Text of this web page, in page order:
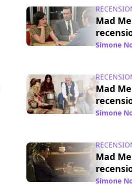
Mad
Simone
Mad
Simone
Mad
Simone